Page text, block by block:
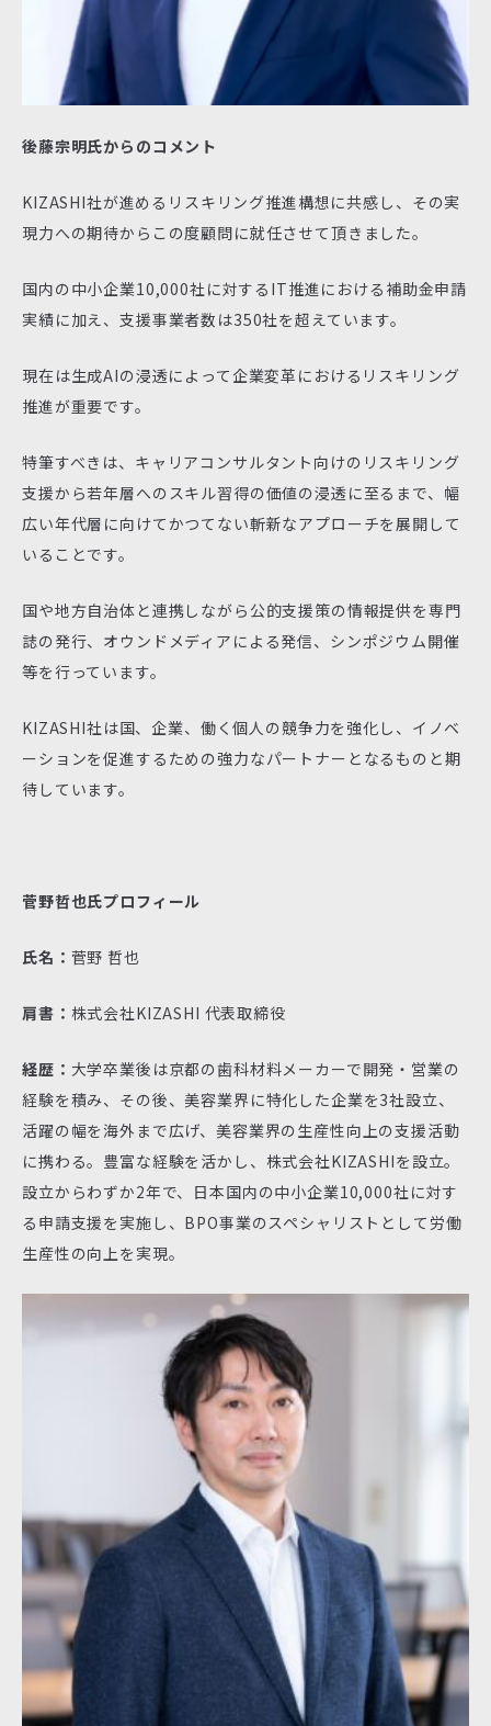
後藤宗明氏からのコメント
KIZASHI社が進めるリスキリング推進構想に共感し、その実
現力への期待からこの度顧問に就任させて頂きました。
国内の中小企業10,000社に対するIT推進における補助金申請
実績に加え、支援事業者数は350社を超えています。
現在は生成AIの浸透によって企業変革におけるリスキリング
推進が重要です。
特筆すべきは、キャリアコンサルタント向けのリスキリング
支援から若年層へのスキル習得の価値の浸透に至るまで、幅
広い年代層に向けてかつてない斬新なアプローチを展開して
いることです。
国や地方自治体と連携しながら公的支援策の情報提供を専門
誌の発行、オウンドメディアによる発信、シンポジウム開催
等を行っています。
KIZASHI社は国、企業、働く個人の競争力を強化し、イノベ
ーションを促進するための強力なパートナーとなるものと期
待しています。
菅野哲也氏プロフィール
氏名： 菅野 哲也
肩書： 株式会社KIZASHI 代表取締役
経歴： 大学卒業後は京都の歯科材料メーカーで開発・営業の
経験を積み、その後、美容業界に特化した企業を3社設立、
活躍の幅を海外まで広げ、美容業界の生産性向上の支援活動
に携わる。豊富な経験を活かし、株式会社KIZASHIを設立。
設立からわずか2年で、日本国内の中小企業10,000社に対す
る申請支援を実施し、BPO事業のスペシャリストとして労働
生産性の向上を実現。